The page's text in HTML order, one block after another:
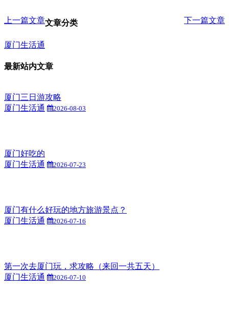
上一篇文章 下一篇文章
文章分类
厦门生活通
最新站内文章
厦门三日游攻略
厦门生活通
2026-08-03
厦门好吃的
厦门生活通
2026-07-23
厦门有什么好玩的地方旅游景点？
厦门生活通
2026-07-16
第一次去厦门玩，求攻略（来回一共五天）
厦门生活通
2026-07-10